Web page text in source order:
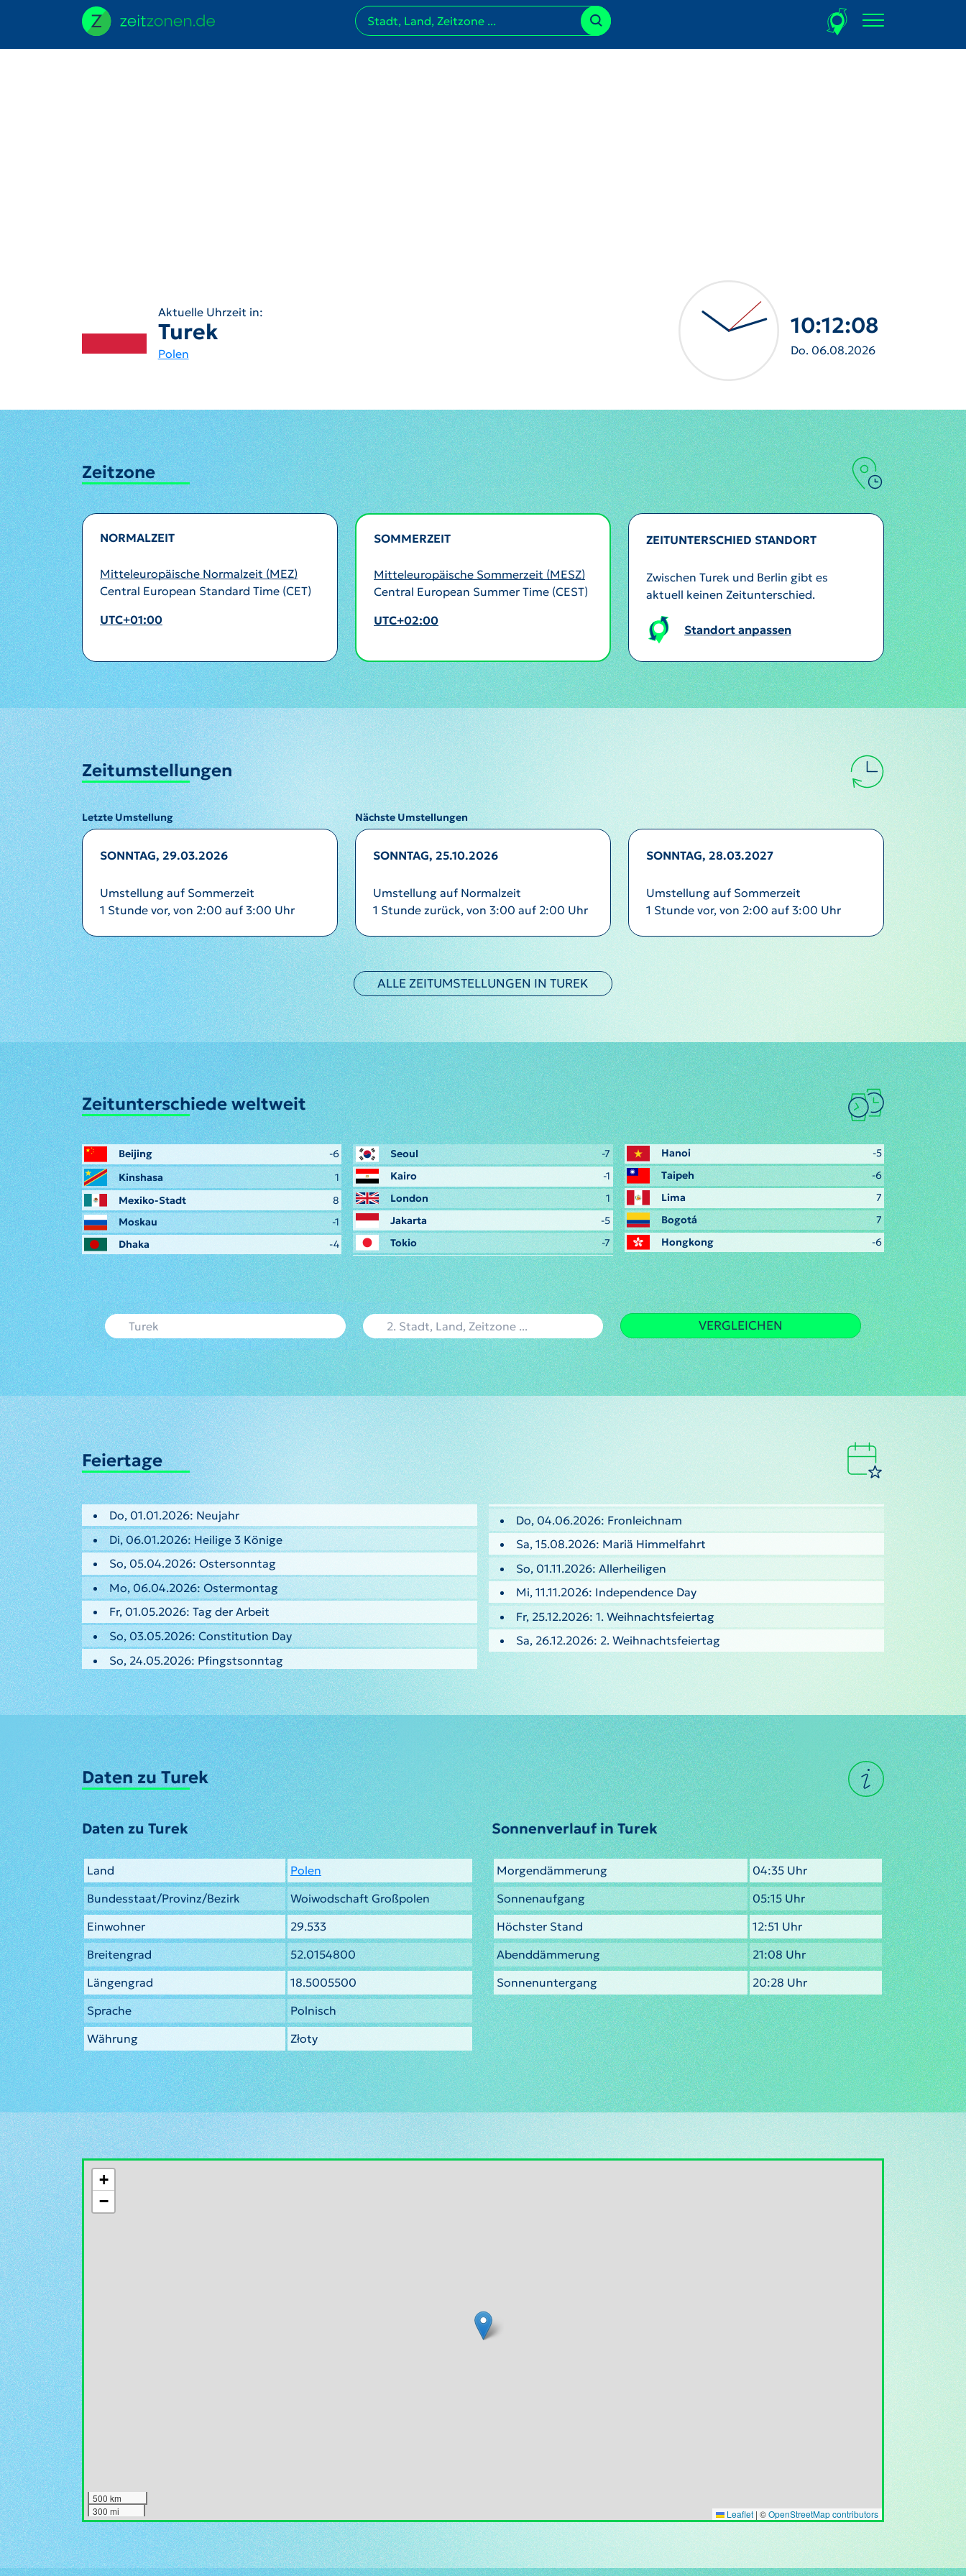
Aktuelle Uhrzeit in:
Turek
Polen
10:12:11
Do. 06.08.2026
Zeitzone
NORMALZEIT
Mitteleuropäische Normalzeit (MEZ)
Central European Standard Time (CET)
UTC+01:00
SOMMERZEIT
Mitteleuropäische Sommerzeit (MESZ)
Central European Summer Time (CEST)
UTC+02:00
ZEITUNTERSCHIED STANDORT
Zwischen Turek und Berlin gibt es
aktuell keinen Zeitunterschied.
Standort anpassen
Zeitumstellungen
Letzte Umstellung Nächste Umstellungen
SONNTAG, 29.03.2026
Umstellung auf Sommerzeit
1 Stunde vor, von 2:00 auf 3:00 Uhr
SONNTAG, 25.10.2026
Umstellung auf Normalzeit
1 Stunde zurück, von 3:00 auf 2:00 Uhr
SONNTAG, 28.03.2027
Umstellung auf Sommerzeit
1 Stunde vor, von 2:00 auf 3:00 Uhr
ALLE ZEITUMSTELLUNGEN IN TUREK
Zeitunterschiede weltweit
Beijing
-6
Kinshasa
1
Mexiko-Stadt
8
Moskau
-1
Dhaka
-4
Seoul
-7
Kairo
-1
London
1
Jakarta
-5
Tokio
-7
Hanoi
-5
Taipeh
-6
Lima
7
Bogotá
7
Hongkong
-6
VERGLEICHEN
Feiertage
Do, 01.01.2026: Neujahr
Di, 06.01.2026: Heilige 3 Könige
So, 05.04.2026: Ostersonntag
Mo, 06.04.2026: Ostermontag
Fr, 01.05.2026: Tag der Arbeit
So, 03.05.2026: Constitution Day
So, 24.05.2026: Pfingstsonntag
Do, 04.06.2026: Fronleichnam
Sa, 15.08.2026: Mariä Himmelfahrt
So, 01.11.2026: Allerheiligen
Mi, 11.11.2026: Independence Day
Fr, 25.12.2026: 1. Weihnachtsfeiertag
Sa, 26.12.2026: 2. Weihnachtsfeiertag
Daten zu Turek
Daten zu Turek
Land
Polen
Bundesstaat/Provinz/Bezirk
Woiwodschaft Großpolen
Einwohner
29.533
Breitengrad
52.0154800
Längengrad
18.5005500
Sprache
Polnisch
Währung
Złoty
Sonnenverlauf in Turek
Morgendämmerung
04:35 Uhr
Sonnenaufgang
05:15 Uhr
Höchster Stand
12:51 Uhr
Abenddämmerung
21:08 Uhr
Sonnenuntergang
20:28 Uhr
+
−
500 km
300 mi
Leaflet | ©OpenStreetMap contributors